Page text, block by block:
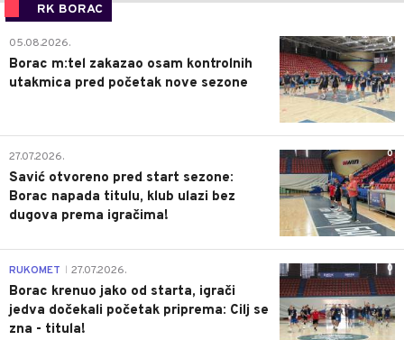
RK BORAC
0
05.08.2026.
Borac m:tel zakazao osam kontrolnih
utakmica pred početak nove sezone
0
27.07.2026.
Savić otvoreno pred start sezone:
Borac napada titulu, klub ulazi bez
dugova prema igračima!
0
RUKOMET 27.07.2026.
Borac krenuo jako od starta, igrači
jedva dočekali početak priprema: Cilj se
zna - titula!